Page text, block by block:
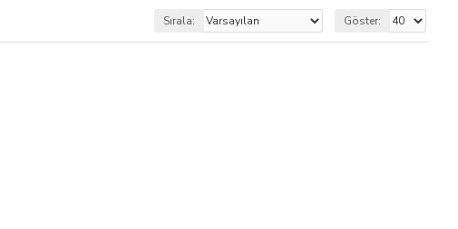
Sırala: Göster: